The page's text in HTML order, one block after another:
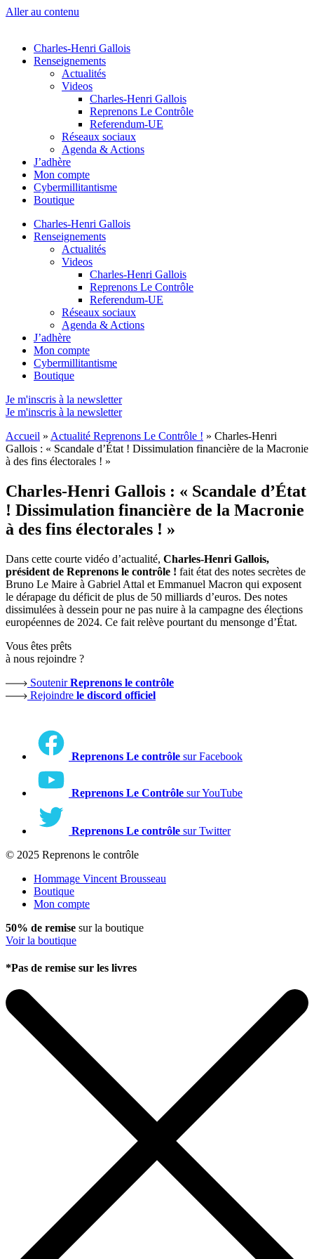
Aller au contenu
Charles-Henri Gallois
Renseignements
Actualités
Videos
Charles-Henri Gallois
Reprenons Le Contrôle
Referendum-UE
Réseaux sociaux
Agenda & Actions
J’adhère
Mon compte
Cybermillitantisme
Boutique
Charles-Henri Gallois
Renseignements
Actualités
Videos
Charles-Henri Gallois
Reprenons Le Contrôle
Referendum-UE
Réseaux sociaux
Agenda & Actions
J’adhère
Mon compte
Cybermillitantisme
Boutique
Je m'inscris à la newsletter
Je m'inscris à la newsletter
Accueil » Actualité Reprenons Le Contrôle ! » Charles-Henri
Gallois : « Scandale d’État ! Dissimulation financière de la Macronie
à des fins électorales ! »
Charles-Henri Gallois : « Scandale d’État
! Dissimulation financière de la Macronie
à des fins électorales ! »
Dans cette courte vidéo d’actualité, Charles-Henri Gallois,
président de Reprenons le contrôle ! fait état des notes secrètes de
Bruno Le Maire à Gabriel Attal et Emmanuel Macron qui exposent
le dérapage du déficit de plus de 50 milliards d’euros. Des notes
dissimulées à dessein pour ne pas nuire à la campagne des élections
européennes de 2024. Ce fait relève pourtant du mensonge d’État.
Vous êtes prêts
à nous rejoindre ?
SoutenirReprenons le contrôle
Rejoindre le discord officiel
Reprenons Le contrôle sur Facebook
Reprenons Le Contrôle sur YouTube
Reprenons Le contrôle sur Twitter
© 2025 Reprenons le contrôle
Hommage Vincent Brousseau
Boutique
Mon compte
50% de remise sur la boutique
Voir la boutique
*Pas de remise sur les livres